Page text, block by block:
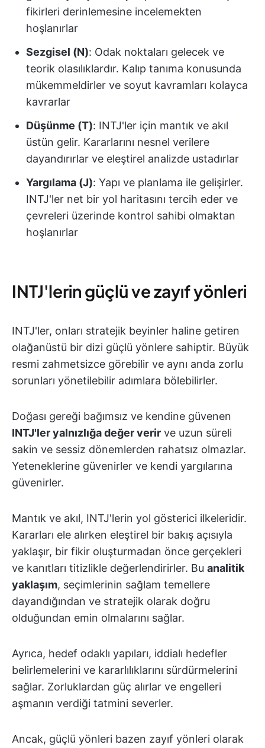
fikirleri derinlemesine incelemekten
hoşlanırlar
Sezgisel (N): Odak noktaları gelecek ve
teorik olasılıklardır. Kalıp tanıma konusunda
mükemmeldirler ve soyut kavramları kolayca
kavrarlar
Düşünme (T): INTJ'ler için mantık ve akıl
üstün gelir. Kararlarını nesnel verilere
dayandırırlar ve eleştirel analizde ustadırlar
Yargılama (J): Yapı ve planlama ile gelişirler.
INTJ'ler net bir yol haritasını tercih eder ve
çevreleri üzerinde kontrol sahibi olmaktan
hoşlanırlar
INTJ'lerin güçlü ve zayıf yönleri
INTJ'ler, onları stratejik beyinler haline getiren
olağanüstü bir dizi güçlü yönlere sahiptir. Büyük
resmi zahmetsizce görebilir ve aynı anda zorlu
sorunları yönetilebilir adımlara bölebilirler.
Doğası gereği bağımsız ve kendine güvenen
INTJ'ler yalnızlığa değer verir ve uzun süreli
sakin ve sessiz dönemlerden rahatsız olmazlar.
Yeteneklerine güvenirler ve kendi yargılarına
güvenirler.
Mantık ve akıl, INTJ'lerin yol gösterici ilkeleridir.
Kararları ele alırken eleştirel bir bakış açısıyla
yaklaşır, bir fikir oluşturmadan önce gerçekleri
ve kanıtları titizlikle değerlendirirler. Bu analitik
yaklaşım, seçimlerinin sağlam temellere
dayandığından ve stratejik olarak doğru
olduğundan emin olmalarını sağlar.
Ayrıca, hedef odaklı yapıları, iddialı hedefler
belirlemelerini ve kararlılıklarını sürdürmelerini
sağlar. Zorluklardan güç alırlar ve engelleri
aşmanın verdiği tatmini severler.
Ancak, güçlü yönleri bazen zayıf yönleri olarak